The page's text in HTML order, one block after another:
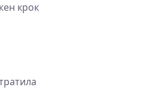
крок